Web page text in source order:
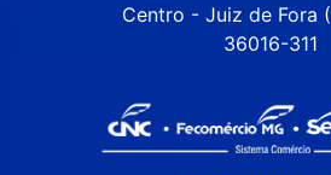
Centro - Juiz de Fora
36016-311